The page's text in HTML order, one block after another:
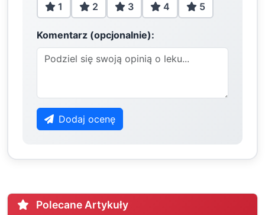
1 2 3 4 5
Komentarz (opcjonalnie):
Dodaj ocenę
Polecane Artykuły